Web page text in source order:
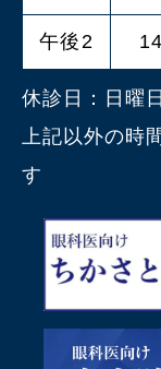
午後2
休診日：日曜
上記以外の時
す